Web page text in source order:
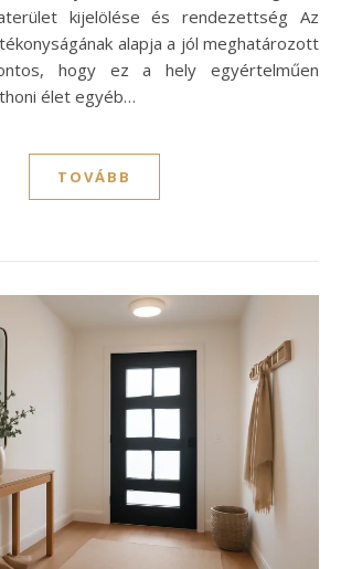
kijelölése és rendezettség Az
alapja a jól meghatározott
hogy ez a hely egyértelműen
élet egyéb…
TOVÁBB